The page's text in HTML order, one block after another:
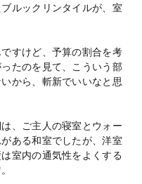
ルックリンタイルが、室
すけど、予算の割合を考
たのを見て、こういう部
から、斬新でいいなと思
、ご主人の寝室とウォー
ある和室でしたが、洋室
室内の通気性をよくする